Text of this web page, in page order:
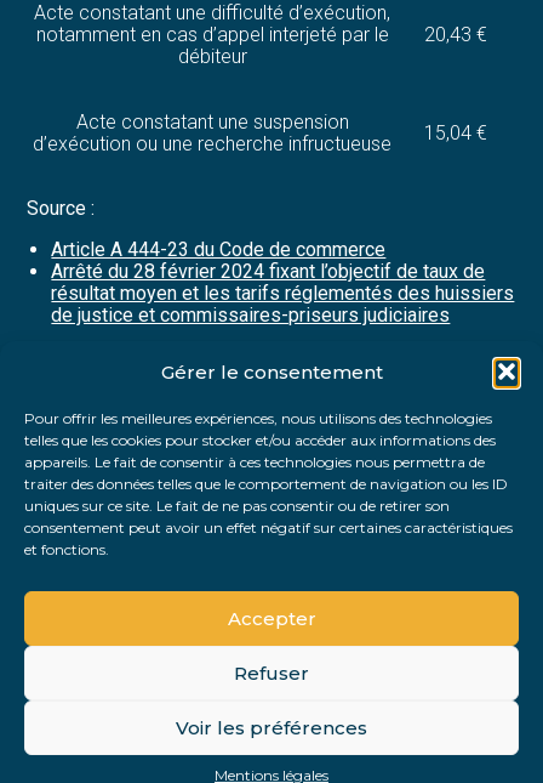
Gérer le consentement
Pour offrir les meilleures expériences, nous utilisons des technologies
telles que les cookies pour stocker et/ou accéder aux informations des
appareils. Le fait de consentir à ces technologies nous permettra de
traiter des données telles que le comportement de navigation ou les ID
uniques sur ce site. Le fait de ne pas consentir ou de retirer son
consentement peut avoir un effet négatif sur certaines caractéristiques
et fonctions.
Accepter
Refuser
Voir les préférences
Mentions légales
Acte constatant une difficulté d’exécution,
notamment en cas d’appel interjeté par le
débiteur
20,43 €
Acte constatant une suspension
d’exécution ou une recherche infructueuse
15,04 €
Source :
Article A 444-23 du Code de commerce
Arrêté du 28 février 2024 fixant l’objectif de taux de
résultat moyen et les tarifs réglementés des huissiers
de justice et commissaires-priseurs judiciaires
FaceBook
TwitterLinkedIn
Principale
Footer
PLAN DU SITE
MENTIONS LÉGALES